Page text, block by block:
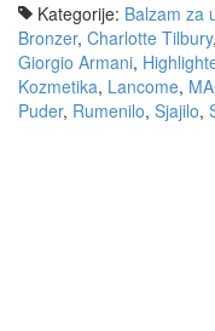
Kategorije: Balzam za
Bronzer, Charlotte Tilbury,
Giorgio Armani,
Kozmetika, Lancome,
Puder, Rumenilo, Sjajilo,